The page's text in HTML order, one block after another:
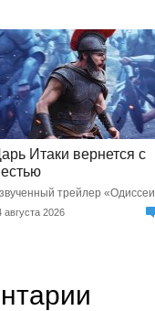
Итаки вернется с
трейлер
августа 2026